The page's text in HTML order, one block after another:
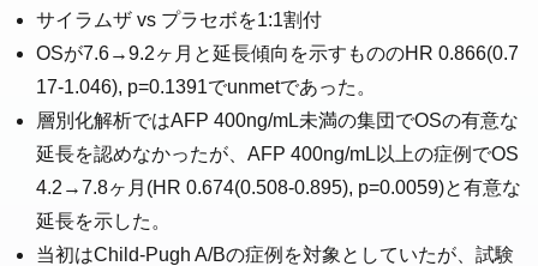
サイラムザ vs プラセボを1:1割付
OSが7.6→9.2ヶ月と延長傾向を示すもののHR 0.866(0.7
17-1.046), p=0.1391でunmetであった。
層別化解析ではAFP 400ng/mL未満の集団でOSの有意な
延長を認めなかったが、AFP 400ng/mL以上の症例でOS
4.2→7.8ヶ月(HR 0.674(0.508-0.895), p=0.0059)と有意な
延長を示した。
当初はChild-Pugh A/Bの症例を対象としていたが、試験